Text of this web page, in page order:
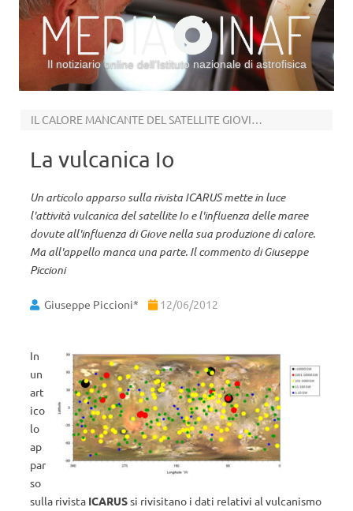
Il notiziario online dell’Istituto nazionale di astrofisica
IL CALORE MANCANTE DEL SATELLITE GIOVIANO
La vulcanica Io
Un articolo apparso sulla rivista ICARUS mette in luce
l'attività vulcanica del satellite Io e l'influenza delle maree
dovute all'influenza di Giove nella sua produzione di calore.
Ma all'appello manca una parte. Il commento di Giuseppe
Piccioni
Giuseppe Piccioni* 12/06/2012
In
un
art
ico
lo
ap
par
so
sulla rivista ICARUSsi rivisitano i dati relativi al vulcanismo